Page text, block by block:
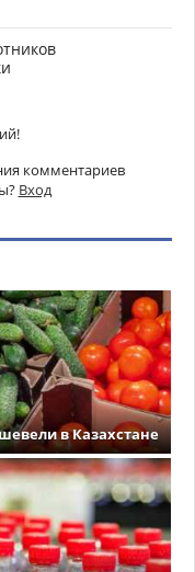
комментариев
Вход
в Казахстане